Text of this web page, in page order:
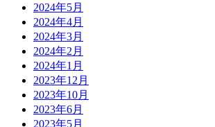
2024年5月
2024年4月
2024年3月
2024年2月
2024年1月
2023年12月
2023年10月
2023年6月
2023年5月